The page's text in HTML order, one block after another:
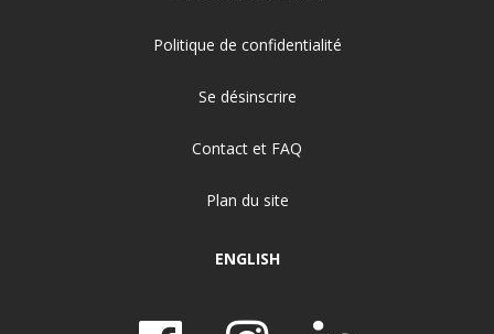
Politique de confidentialité
Se désinscrire
Contact et FAQ
Plan du site
ENGLISH